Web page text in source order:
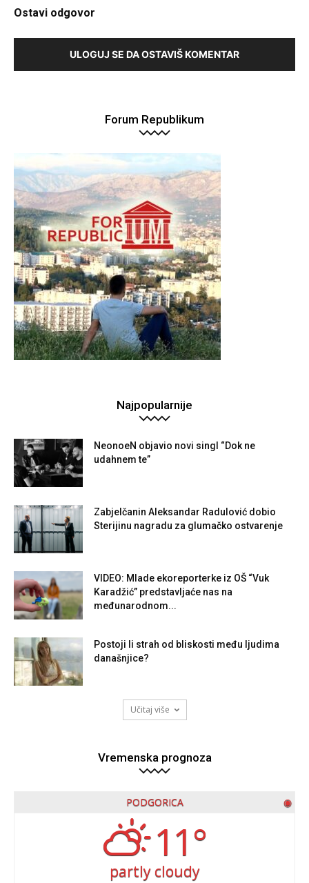
Ostavi odgovor
ULOGUJ SE DA OSTAVIŠ KOMENTAR
Forum Republikum
Najpopularnije
NeonoeN objavio novi singl “Dok ne
udahnem te”
Zabjelčanin Aleksandar Radulović dobio
Sterijinu nagradu za glumačko ostvarenje
VIDEO: Mlade ekoreporterke iz OŠ “Vuk
Karadžić” predstavljaće nas na
međunarodnom...
Postoji li strah od bliskosti među ljudima
današnjice?
Učitaj više
Vremenska prognoza
PODGORICA ◉
11°
partly cloudy